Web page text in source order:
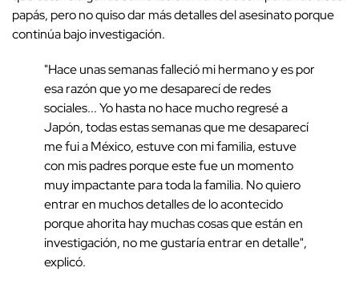
papás, pero no quiso dar más detalles del asesinato porque
continúa bajo investigación.
"Hace unas semanas falleció mi hermano y es por
esa razón que yo me desaparecí de redes
sociales... Yo hasta no hace mucho regresé a
Japón, todas estas semanas que me desaparecí
me fui a México, estuve con mi familia, estuve
con mis padres porque este fue un momento
muy impactante para toda la familia. No quiero
entrar en muchos detalles de lo acontecido
porque ahorita hay muchas cosas que están en
investigación, no me gustaría entrar en detalle",
explicó.